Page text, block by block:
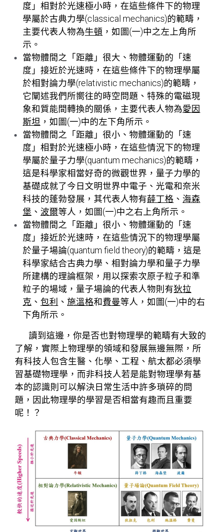
度」相對於光速極小時，在這些條件下的物理
學屬於古典力學(classical mechanics)的範疇，
主要代表人物為牛頓 ，如圖(一)中之左上角所
示。
當物體間之「距離」很大、物體運動的「速
度」接近於光速時，在這些條件下的物理學屬
於相對論力學(relativistic mechanics)的範疇，
它闡述我們所嚮往的時空問題、特殊的電磁現
象和質能間轉換的關係，主要代表人物為愛因
斯坦 ，如圖(一)中的左下角所示。
當物體間之「距離」很小、物體運動的「速
度」相對於光速極小時，在這些情況下的物理
學屬於量子力學(quantum mechanics)的範疇，
這是科學家相當好奇的微觀世界，量子力學的
基礎成就了今日文明世界中電子、光電和奈米
科技的蓬勃發展，其代表人物有薛丁格 、 海森
堡 、 波爾等人，如圖(一)中之右上角所示。
當物體間之「距離」很小、物體運動的「速
度」接近於光速時，在這些情況下的物理學屬
於量子場論(quantum field theory)的範疇，這是
科學家結合古典力學、相對論力學和量子力學
所建構的理論框架，用以探索次原子粒子和準
粒子的場域，量子場論的代表人物則有狄拉
克 、 包利 、 施溫格和 費曼等人，如圖(一)中的右
下角所示。
讀到這邊，你是否也對物理學的範疇有大致的
了解，實際上物理學的領域和發展無邊無際，所
有科技人包含生醫、化學、工程、航太都必須學
習基礎物理學，而非科技人若是能對物理學有基
本的認識則可以解決日常生活中許多瑣碎的問
題，因此物理學的學習是否相當有趣而且重要
呢！？